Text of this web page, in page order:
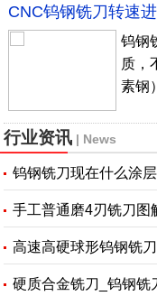
CNC钨钢铣刀转速
钨钢
质，
素钢
行业资讯 | News
钨钢铣刀现在什么涂
手工普通磨4刃铣刀图
高速高硬球形钨钢铣
硬质合金铣刀_钨钢铣